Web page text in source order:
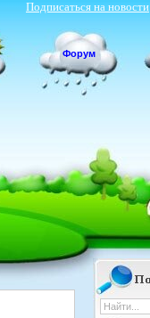
Подписаться на новости
Форум